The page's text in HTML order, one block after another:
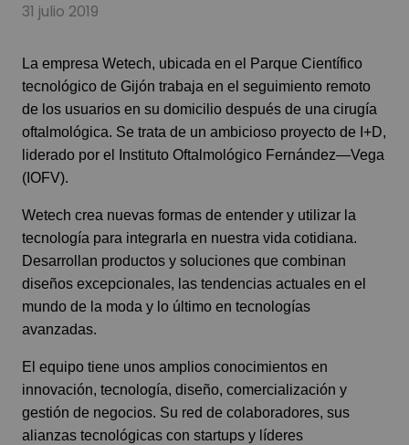
31 julio 2019
La empresa Wetech, ubicada en el Parque Científico
tecnológico de Gijón trabaja en el seguimiento remoto
de los usuarios en su domicilio después de una cirugía
oftalmológica. Se trata de un ambicioso proyecto de I+D,
liderado por el Instituto Oftalmológico Fernández—Vega
(IOFV).
Wetech crea nuevas formas de entender y utilizar la
tecnología para integrarla en nuestra vida cotidiana.
Desarrollan productos y soluciones que combinan
diseños excepcionales, las tendencias actuales en el
mundo de la moda y lo último en tecnologías
avanzadas.
El equipo tiene unos amplios conocimientos en
innovación, tecnología, diseño, comercialización y
gestión de negocios. Su red de colaboradores, sus
alianzas tecnológicas con startups y líderes